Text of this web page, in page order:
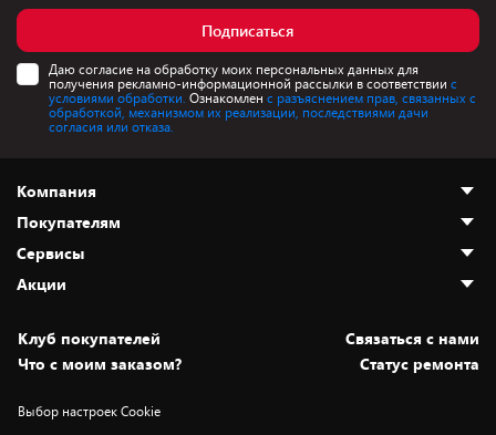
Подписаться
Даю согласие на обработку моих персональных данных для
получения рекламно-информационной рассылки в соответствии с
условиями обработки. Ознакомлен с разъяснением прав, связанных с
обработкой, механизмом их реализации, последствиями дачи
согласия или отказа.
Компания
О нас
Адреса магазинов
Новости
Статьи и обзоры
Вакансии
Дай пять добру!
Покупателям
Как сделать заказ
Оплата и доставка
Безналичный расчёт
Обмен и возврат товара
Обработка персональных данных
Сервисы
Установка техники
Для игровых консолей
Для мобильных устройств
Акции
Скидки и промокоды
Белорусские товары
Бонусы
Клуб покупателей
Cвязаться с нами
Что с моим заказом?
Статус ремонта
Выбор настроек Cookie